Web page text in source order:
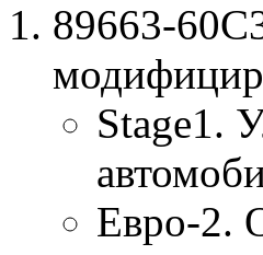
89663-
Stage1.
Евро-2.